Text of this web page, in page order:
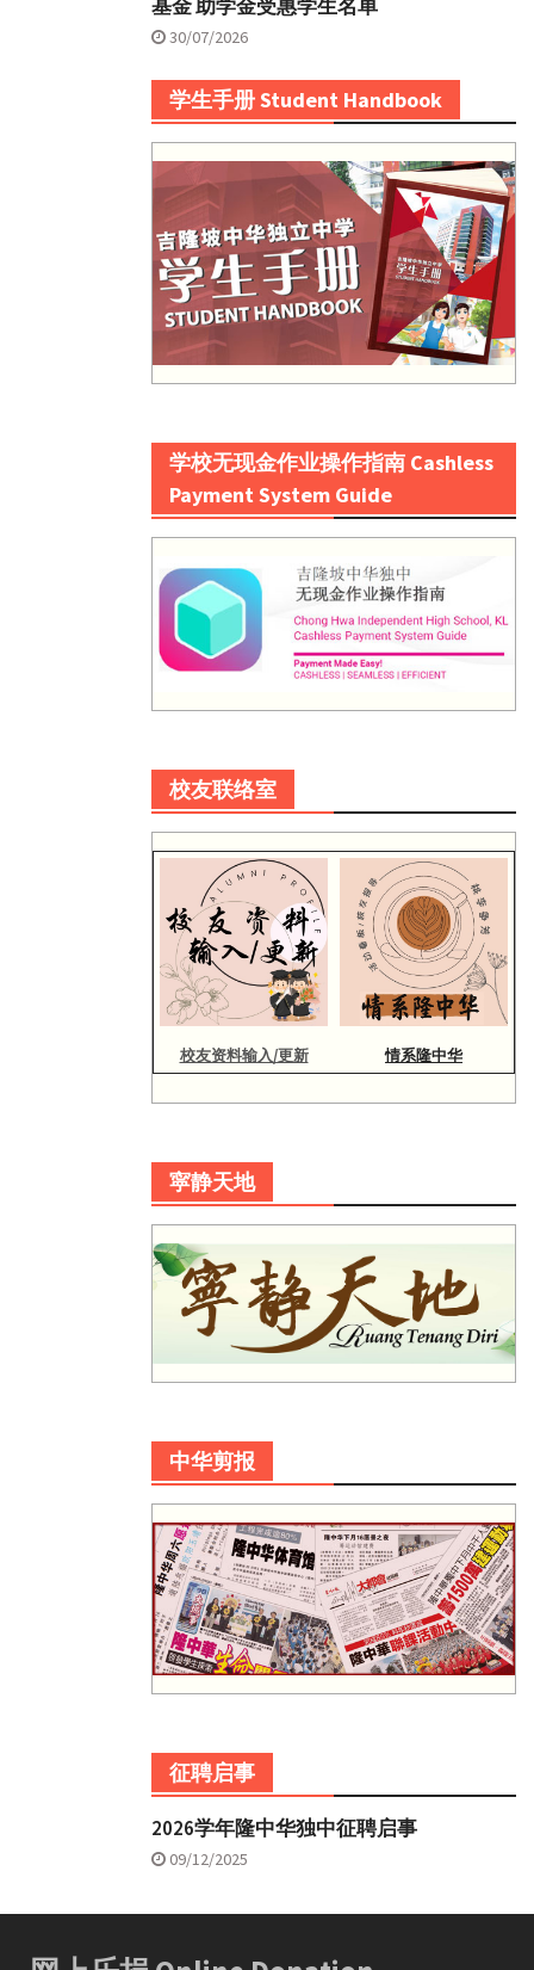
基金 助学金受惠学生名单
30/07/2026
学生手册 Student Handbook
学校无现金作业操作指南 Cashless
Payment System Guide
校友联络室
校友资料输入/更新 情系隆中华
寜静天地
中华剪报
征聘启事
2026学年隆中华独中征聘启事
09/12/2025